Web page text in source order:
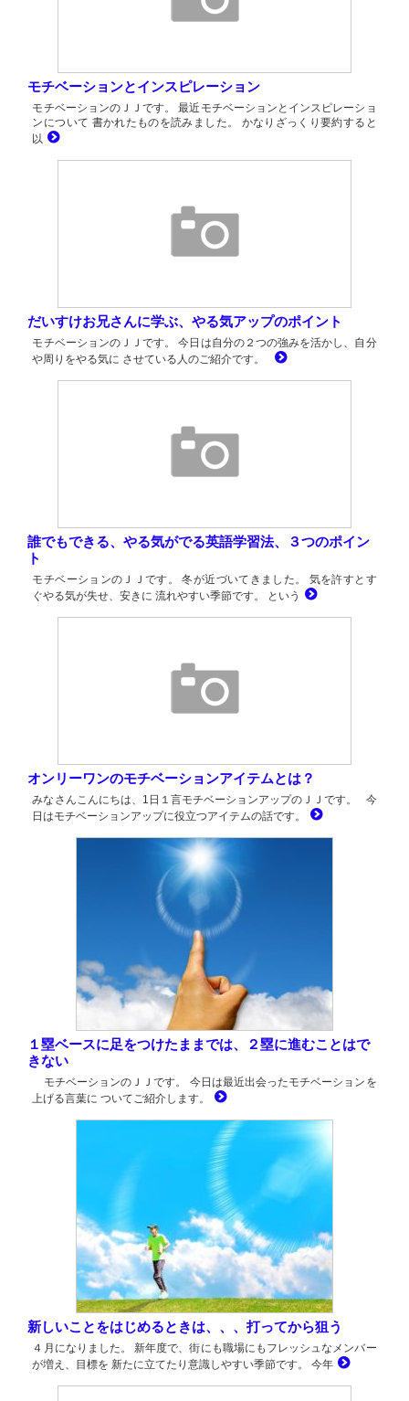
モチベーションとインスピレーション
モチベーションのＪＪです。 最近モチベーションとインスピレーショ
ンについて 書かれたものを読みました。 かなりざっくり要約すると
以
だいすけお兄さんに学ぶ、やる気アップのポイント
モチベーションのＪＪです。 今日は自分の２つの強みを活かし、自分
や周りをやる気に させている人のご紹介です。
誰でもできる、やる気がでる英語学習法、３つのポイン
ト
モチベーションのＪＪです。 冬が近づいてきました。 気を許すとす
ぐやる気が失せ、安きに 流れやすい季節です。 という
オンリーワンのモチベーションアイテムとは？
みなさんこんにちは、1日１言モチベーションアップのＪＪです。 今
日はモチベーションアップに役立つアイテムの話です。
１塁ベースに足をつけたままでは、２塁に進むことはで
きない
モチベーションのＪＪです。 今日は最近出会ったモチベーションを
上げる言葉に ついてご紹介します。
新しいことをはじめるときは、、、打ってから狙う
４月になりました。 新年度で、街にも職場にもフレッシュなメンバー
が増え、目標を 新たに立てたり意識しやすい季節です。 今年